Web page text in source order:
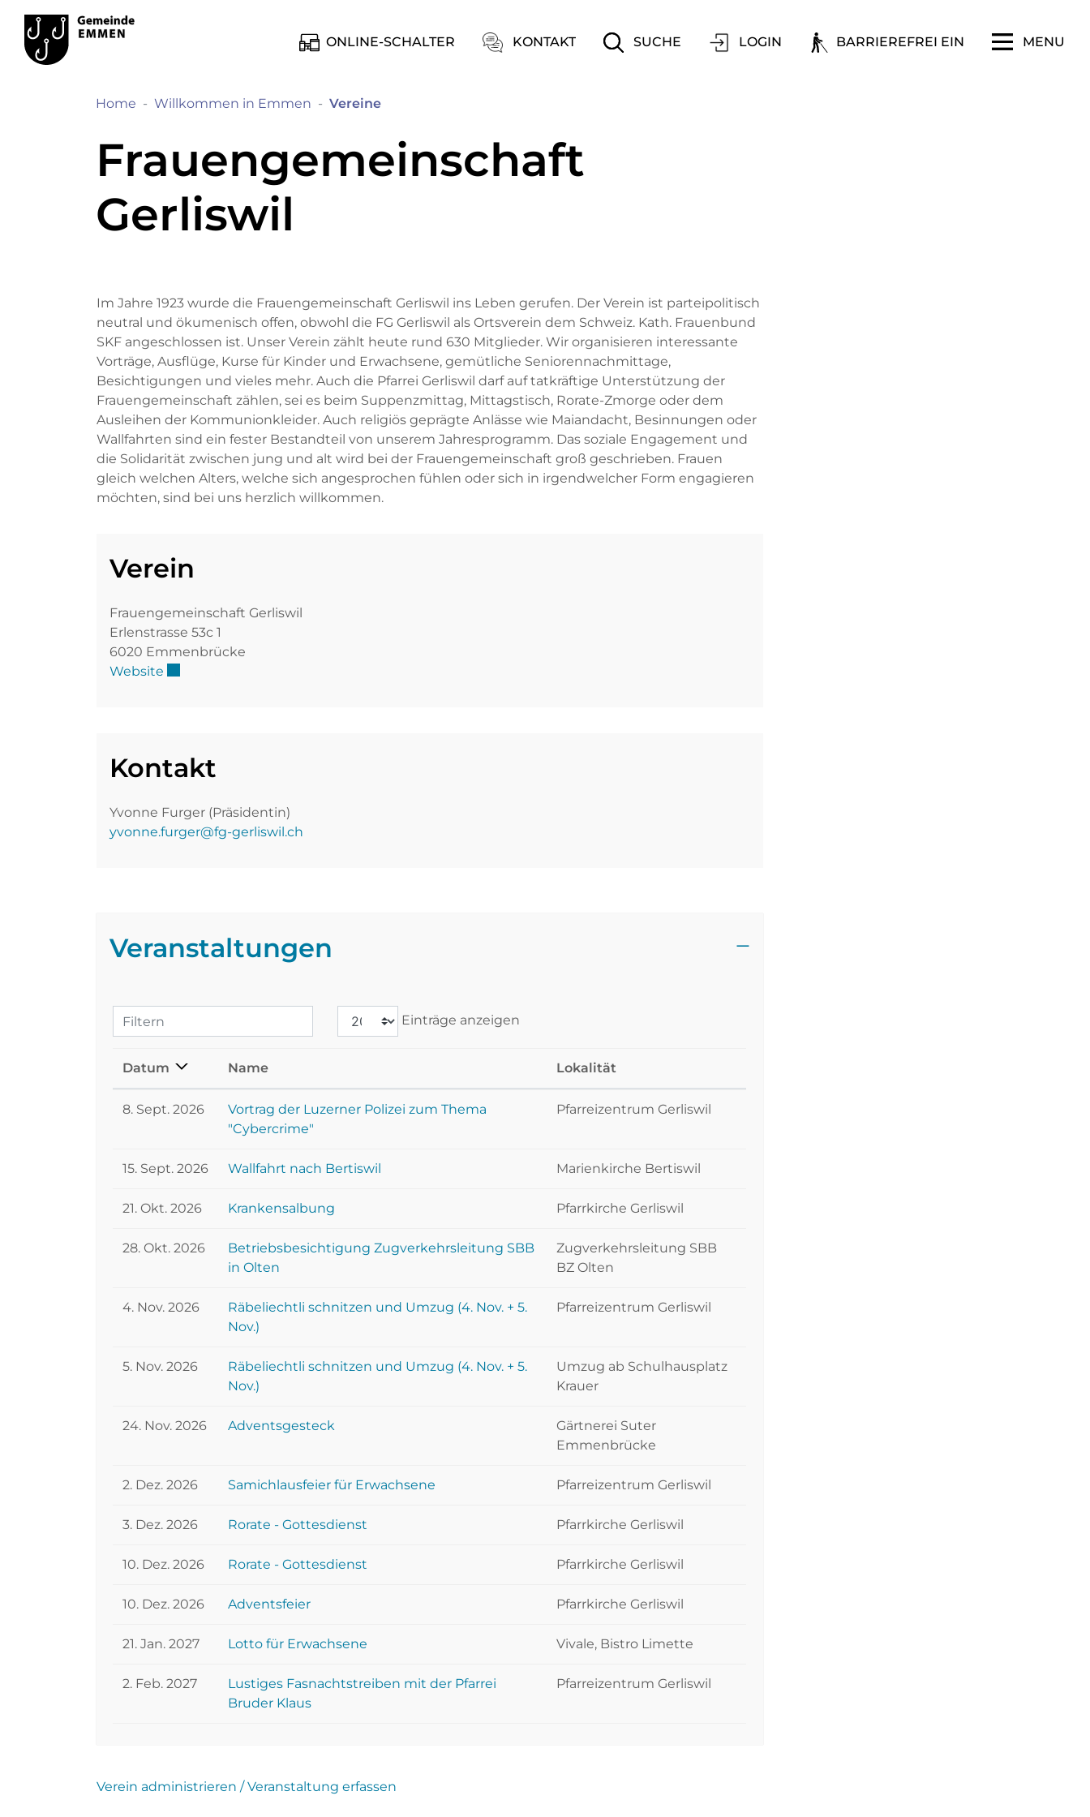
zur Startseite
Direkt zur Hauptnavigation
Direkt zum Inhalt
Direkt zur Suche
Direkt zum Stichwortverzeichnis
Kopfzeile Emmen Hauptnavigation
ONLINE-SCHALTER KONTAKT SUCHE LOGIN BARRIEREFREI EIN MENU
Hauptinhalt
Home Willkommen in Emmen Vereine(ausgewählt)
Frauengemeinschaft
Gerliswil
Im Jahre 1923 wurde die Frauengemeinschaft Gerliswil ins Leben gerufen. Der Verein ist parteipolitisch
neutral und ökumenisch offen, obwohl die FG Gerliswil als Ortsverein dem Schweiz. Kath. Frauenbund
SKF angeschlossen ist. Unser Verein zählt heute rund 630 Mitglieder. Wir organisieren interessante
Vorträge, Ausflüge, Kurse für Kinder und Erwachsene, gemütliche Seniorennachmittage,
Besichtigungen und vieles mehr. Auch die Pfarrei Gerliswil darf auf tatkräftige Unterstützung der
Frauengemeinschaft zählen, sei es beim Suppenzmittag, Mittagstisch, Rorate-Zmorge oder dem
Ausleihen der Kommunionkleider. Auch religiös geprägte Anlässe wie Maiandacht, Besinnungen oder
Wallfahrten sind ein fester Bestandteil von unserem Jahresprogramm. Das soziale Engagement und
die Solidarität zwischen jung und alt wird bei der Frauengemeinschaft groß geschrieben. Frauen
gleich welchen Alters, welche sich angesprochen fühlen oder sich in irgendwelcher Form engagieren
möchten, sind bei uns herzlich willkommen.
Verein
Frauengemeinschaft Gerliswil
Erlenstrasse 53c 1
6020 Emmenbrücke
Website
Kontakt
Yvonne Furger (Präsidentin)
yvonne.furger@fg-gerliswil.ch
Veranstaltungen
Filtern Einträge anzeigen
Datum Name Lokalität
8. Sept. 2026
Vortrag der Luzerner Polizei zum Thema
"Cybercrime"
Pfarreizentrum Gerliswil
15. Sept. 2026 Wallfahrt nach Bertiswil Marienkirche Bertiswil
21. Okt. 2026 Krankensalbung Pfarrkirche Gerliswil
28. Okt. 2026
Betriebsbesichtigung Zugverkehrsleitung SBB
in Olten
Zugverkehrsleitung SBB
BZ Olten
4. Nov. 2026
Räbeliechtli schnitzen und Umzug (4. Nov. + 5.
Nov.)
Pfarreizentrum Gerliswil
5. Nov. 2026
Räbeliechtli schnitzen und Umzug (4. Nov. + 5.
Nov.)
Umzug ab Schulhausplatz
Krauer
24. Nov. 2026 Adventsgesteck
Gärtnerei Suter
Emmenbrücke
2. Dez. 2026 Samichlausfeier für Erwachsene Pfarreizentrum Gerliswil
3. Dez. 2026 Rorate - Gottesdienst Pfarrkirche Gerliswil
10. Dez. 2026 Rorate - Gottesdienst Pfarrkirche Gerliswil
10. Dez. 2026 Adventsfeier Pfarrkirche Gerliswil
21. Jan. 2027 Lotto für Erwachsene Vivale, Bistro Limette
2. Feb. 2027
Lustiges Fasnachtstreiben mit der Pfarrei
Bruder Klaus
Pfarreizentrum Gerliswil
Verein administrieren / Veranstaltung erfassen